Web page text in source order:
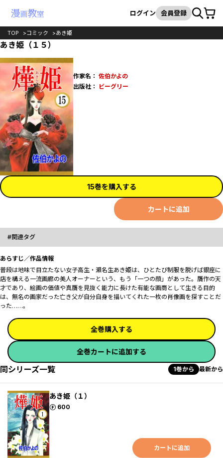
検索
ログイン 会員登録カート
TOP コミック あき姫
あき姫（１５）
作家名： 佐伯かよの
出版社：
ビーグリー
15巻を購入する
カートに追加
関連タグ
あらすじ／作品情報
普段は地味で目立たない女子高生・瀬名生あき姫は、ひとたび制服を脱げば銀座に
店を構える一流画廊の美人オーナーという、もう「一つの顔」があった。贋作の天
才であり、絵画の価値や真贋を見抜く能力に長けた有能な画商として生きる目的
は、無名の画家だった亡き父が自分自身を描いてくれた一枚の肖像画を探すことだ
った……。
全巻購入する
全巻カートに追加する
同シリーズ一覧 1巻から 最新から
あき姫（１）
600
ポイント
カートに追加